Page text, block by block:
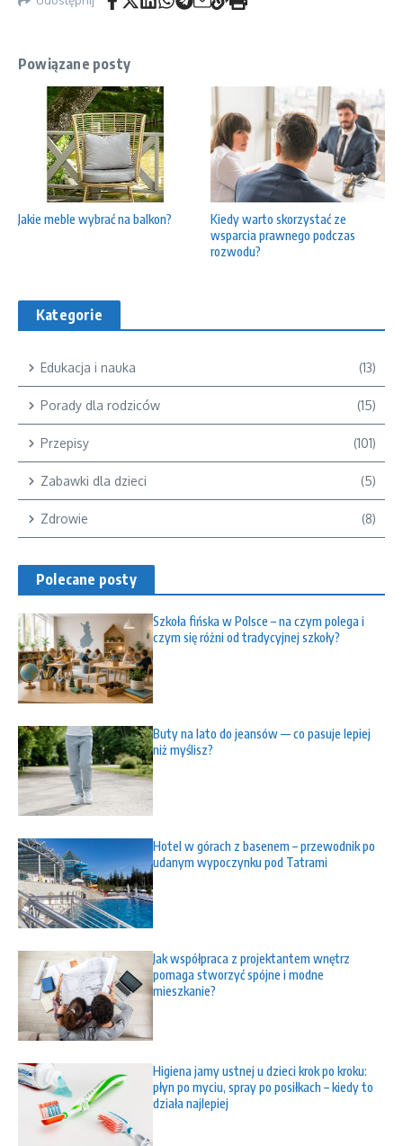
Powiązane posty
Jakie meble wybrać na balkon?
Kiedy warto skorzystać ze
wsparcia prawnego podczas
rozwodu?
Kategorie
Edukacja i nauka (13)
Porady dla rodziców (15)
Przepisy (101)
Zabawki dla dzieci (5)
Zdrowie (8)
Polecane posty
Szkoła fińska w Polsce – na czym polega i
czym się różni od tradycyjnej szkoły?
Buty na lato do jeansów — co pasuje lepiej
niż myślisz?
Hotel w górach z basenem – przewodnik po
udanym wypoczynku pod Tatrami
Jak współpraca z projektantem wnętrz
pomaga stworzyć spójne i modne
mieszkanie?
Higiena jamy ustnej u dzieci krok po kroku:
płyn po myciu, spray po posiłkach – kiedy to
działa najlepiej